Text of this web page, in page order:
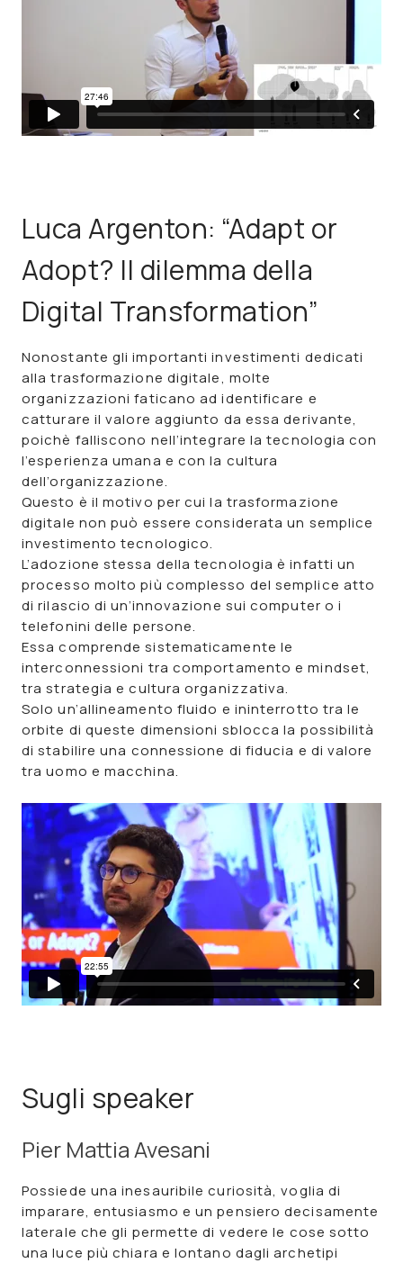
Luca Argenton: “Adapt or
Adopt? Il dilemma della
Digital Transformation”
Nonostante gli importanti investimenti dedicati
alla trasformazione digitale, molte
organizzazioni faticano ad identificare e
catturare il valore aggiunto da essa derivante,
poichè falliscono nell’integrare la tecnologia con
l’esperienza umana e con la cultura
dell’organizzazione.
Questo è il motivo per cui la trasformazione
digitale non può essere considerata un semplice
investimento tecnologico.
L’adozione stessa della tecnologia è infatti un
processo molto più complesso del semplice atto
di rilascio di un’innovazione sui computer o i
telefonini delle persone.
Essa comprende sistematicamente le
interconnessioni tra comportamento e mindset,
tra strategia e cultura organizzativa.
Solo un’allineamento fluido e ininterrotto tra le
orbite di queste dimensioni sblocca la possibilità
di stabilire una connessione di fiducia e di valore
tra uomo e macchina.
Sugli speaker
Pier Mattia Avesani
Possiede una inesauribile curiosità, voglia di
imparare, entusiasmo e un pensiero decisamente
laterale che gli permette di vedere le cose sotto
una luce più chiara e lontano dagli archetipi